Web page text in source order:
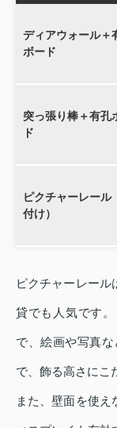
ディアウォール＋
ボード
突っ張り棒＋有孔
ド
ピクチャーレール
付け）
ピクチャーレール
貸でも人気です
で、絵画や写真
で、飾る高さにこ
また、壁面を使